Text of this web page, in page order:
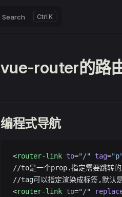
Search K
vue-router的路
编程式导航
<router-link to="/" tag=
//to是一个prop.指定需要跳转
//tag可以指定渲染成标签,默认
<router-link to="/"